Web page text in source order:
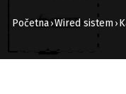
Početna ›Wired sistem ›